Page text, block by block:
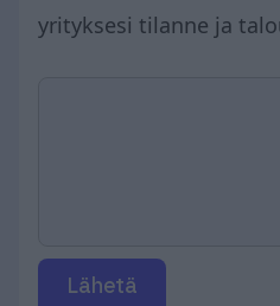
yrityksesi tilanne ja
Lähetä